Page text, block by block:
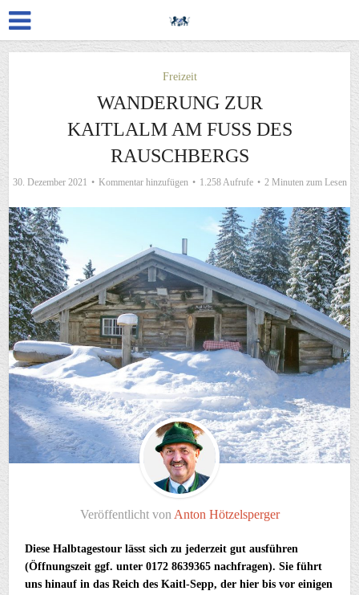
Freizeit
WANDERUNG ZUR
KAITLALM AM FUSS DES R
AUSCHBERGS
30. Dezember 2021 Kommentar hinzufügen 1.258 Aufrufe 2 Minuten zum Lesen
Veröffentlicht von Anton Hötzelsperger
Diese Halbtagestour lässt sich zu jederzeit gut ausführen
(Öffnungszeit ggf. unter 0172 8639365 nachfragen). Sie führt
uns hinauf in das Reich des Kaitl-Sepp, der hier bis vor einigen